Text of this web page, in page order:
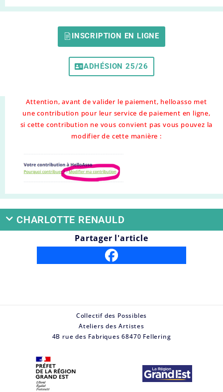
INSCRIPTION EN LIGNE
ADHÉSION 25/26
Attention, avant de valider le paiement, helloasso met
une contribution pour leur service de paiement en ligne,
si cette contribution ne vous convient pas vous pouvez la
modifier de cette manière :
CHARLOTTE RENAULD
Partager l'article
Collectif des Possibles
Ateliers des Artistes
4B rue des Fabriques 68470 Fellering